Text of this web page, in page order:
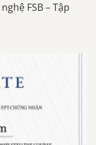
FSB – Tập